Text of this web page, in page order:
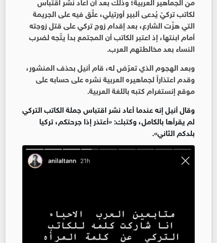
لكاتب تركيّ يُدعى ألبير أورتيلي، علّق فيه على الجريمة
التي هزّت الشارع، بعد إقدام زوج تركي على قتل زوجته
أمام ابنتها، إذ اعتبر الكاتب أن المجتمع بدأ يتّجه لضرب
النساء بعد مخالطتهم العرب.
وبعد الهجوم الذي تعرّض له، قام أنيل بحذف المنشور،
وقدم اعتذاراً لجماهيره العربية نشره على حسابه على
موقع إنستغرام كتبه باللغة العربية.
وقال أنيل إنه عندما أعاد نشر اقتباس جملة الكاتب التركي
لم يقرأها بالكامل، وكتبك: «أعتذر إذا جرحتكم، تركيا
بلدكم الثاني».